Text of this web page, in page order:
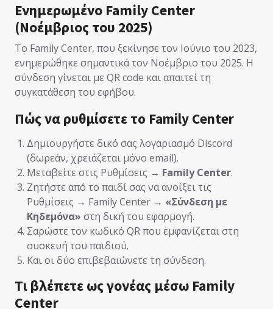
Ενημερωμένο Family Center
(Νοέμβριος του 2025)
Το Family Center, που ξεκίνησε τον Ιούνιο του 2023,
ενημερώθηκε σημαντικά τον Νοέμβριο του 2025. Η
σύνδεση γίνεται με QR code και απαιτεί τη
συγκατάθεση του εφήβου.
Πώς να ρυθμίσετε το Family Center
Δημιουργήστε δικό σας λογαριασμό Discord
(δωρεάν, χρειάζεται μόνο email).
Μεταβείτε στις Ρυθμίσεις → Family Center.
Ζητήστε από το παιδί σας να ανοίξει τις
Ρυθμίσεις → Family Center → «Σύνδεση με
Κηδεμόνα» στη δική του εφαρμογή.
Σαρώστε τον κωδικό QR που εμφανίζεται στη
συσκευή του παιδιού.
Και οι δύο επιβεβαιώνετε τη σύνδεση.
Τι βλέπετε ως γονέας μέσω Family
Center